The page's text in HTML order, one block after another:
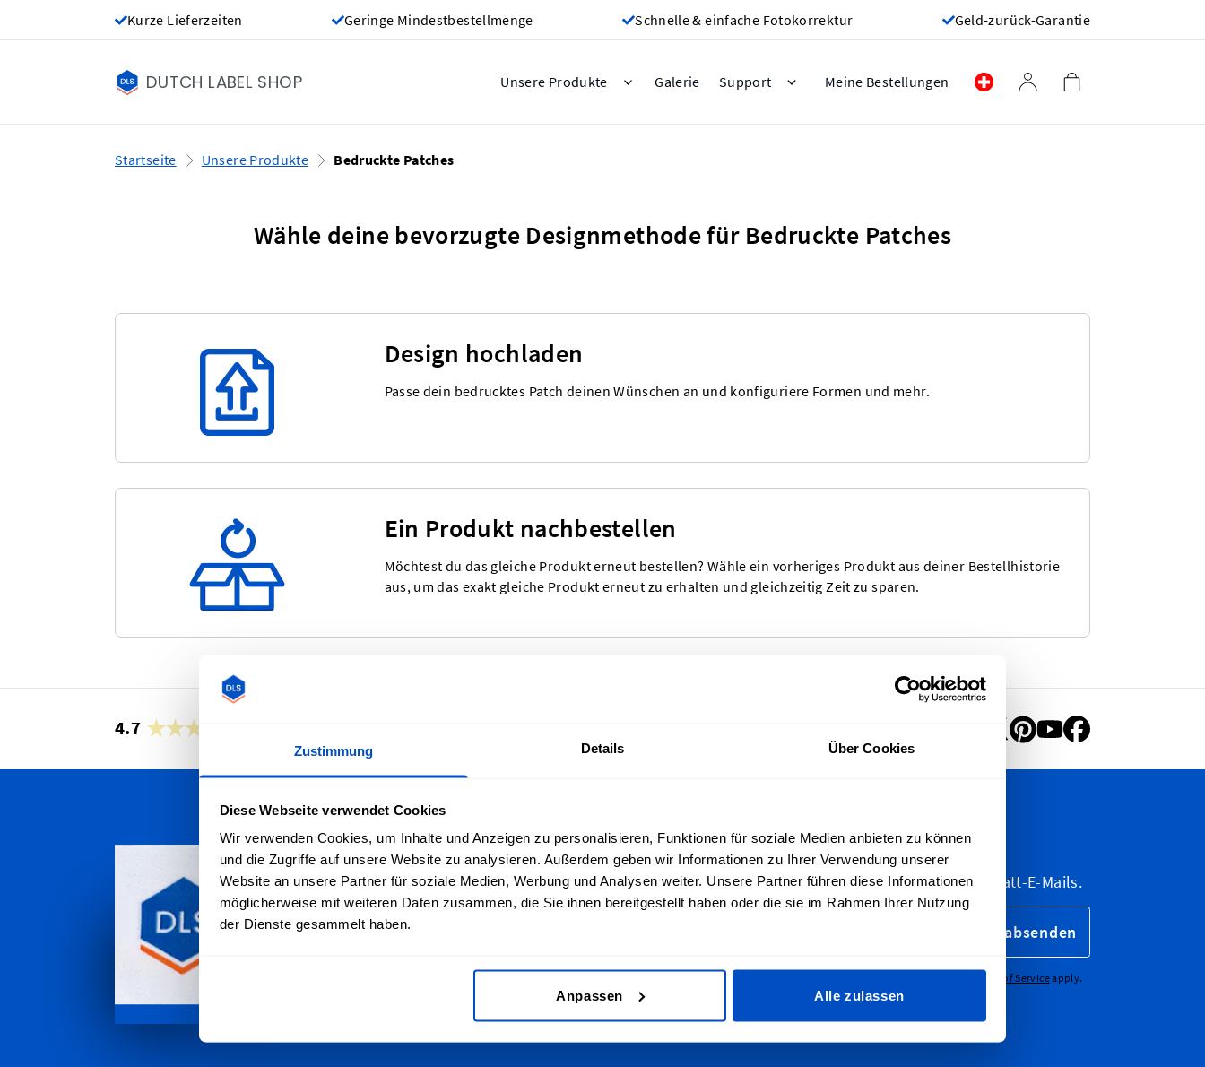
Zustimmung Details Über Cookies
Diese Webseite verwendet Cookies
Wir verwenden Cookies, um Inhalte und Anzeigen zu personalisieren, Funktionen für soziale Medien anbieten zu können
und die Zugriffe auf unsere Website zu analysieren. Außerdem geben wir Informationen zu Ihrer Verwendung unserer
Website an unsere Partner für soziale Medien, Werbung und Analysen weiter. Unsere Partner führen diese Informationen
möglicherweise mit weiteren Daten zusammen, die Sie ihnen bereitgestellt haben oder die sie im Rahmen Ihrer Nutzung
der Dienste gesammelt haben.
Anpassen Alle zulassen
Kurze Lieferzeiten Geringe Mindestbestellmenge Schnelle & einfache Fotokorrektur Geld-zurück-Garantie
DUTCH LABEL SHOP Unsere Produkte Galerie Support Meine Bestellungen
Startseite Unsere Produkte Bedruckte Patches
Wähle deine bevorzugte Designmethode für Bedruckte Patches
Design hochladen
Passe dein bedrucktes Patch deinen Wünschen an und konfiguriere Formen und mehr.
Ein Produkt nachbestellen
Möchtest du das gleiche Produkt erneut bestellen? Wähle ein vorheriges Produkt aus deiner Bestellhistorie
aus, um das exakt gleiche Produkt erneut zu erhalten und gleichzeitig Zeit zu sparen.
4.7
Personalisiere deine
Kreationen
Wir versenden in die Schweiz - egal,
ob du in Bern, Zürich, Basel, Luzern
versenden zudem weltweit!
Für den Newsletter anmelden
Abonniere unseren Newsletter, Marketing- und Rabatt-E-Mails.
absenden
Terms of Serviceapply.